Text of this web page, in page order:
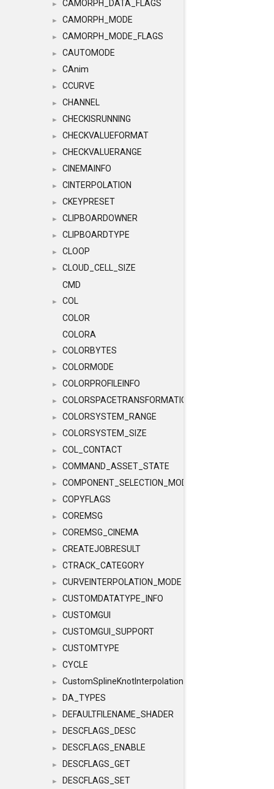
► CAMORPH_DATA_FLAGS
► CAMORPH_MODE
► CAMORPH_MODE_FLAGS
► CAUTOMODE
► CAnim
► CCURVE
► CHANNEL
► CHECKISRUNNING
► CHECKVALUEFORMAT
► CHECKVALUERANGE
► CINEMAINFO
► CINTERPOLATION
► CKEYPRESET
► CLIPBOARDOWNER
► CLIPBOARDTYPE
► CLOOP
►
CLOUD_CELL_SIZE
CMD
►
COL
COLOR
COLORA
► COLORBYTES
► COLORMODE
► COLORPROFILEINFO
► COLORSPACETRANSFORMATION
► COLORSYSTEM_RANGE
► COLORSYSTEM_SIZE
► COL_CONTACT
► COMMAND_ASSET_STATE
► COMPONENT_SELECTION_MODES
► COPYFLAGS
► COREMSG
► COREMSG_CINEMA
► CREATEJOBRESULT
► CTRACK_CATEGORY
► CURVEINTERPOLATION_MODE
► CUSTOMDATATYPE_INFO
► CUSTOMGUI
► CUSTOMGUI_SUPPORT
► CUSTOMTYPE
► CYCLE
► CustomSplineKnotInterpolation
► DA_TYPES
► DEFAULTFILENAME_SHADER
► DESCFLAGS_DESC
► DESCFLAGS_ENABLE
► DESCFLAGS_GET
► DESCFLAGS_SET